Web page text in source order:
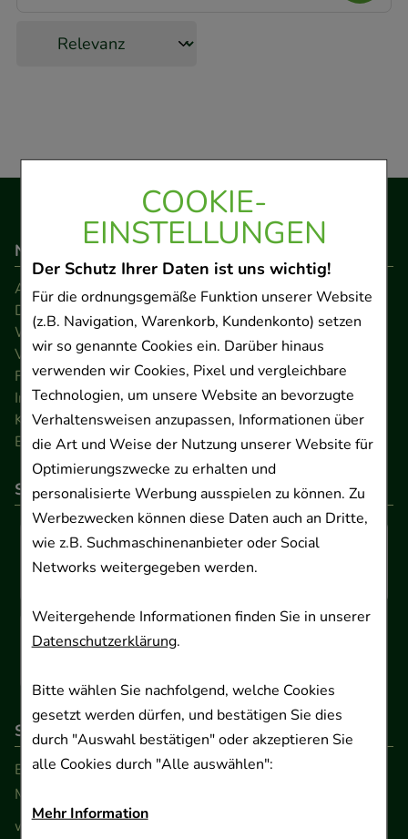
COOKIE-
EINSTELLUNGEN
Der Schutz Ihrer Daten ist uns wichtig!
Für die ordnungsgemäße Funktion unserer Website
(z.B. Navigation, Warenkorb, Kundenkonto) setzen
wir so genannte Cookies ein. Darüber hinaus
verwenden wir Cookies, Pixel und vergleichbare
Technologien, um unsere Website an bevorzugte
Verhaltensweisen anzupassen, Informationen über
die Art und Weise der Nutzung unserer Website für
Optimierungszwecke zu erhalten und
personalisierte Werbung ausspielen zu können. Zu
Werbezwecken können diese Daten auch an Dritte,
wie z.B. Suchmaschinenanbieter oder Social
Networks weitergegeben werden.
Weitergehende Informationen finden Sie in unserer
Datenschutzerklärung.
Bitte wählen Sie nachfolgend, welche Cookies
gesetzt werden dürfen, und bestätigen Sie dies
durch "Auswahl bestätigen" oder akzeptieren Sie
alle Cookies durch "Alle auswählen":
Mehr Information
Navigation
AGB
Datenschutz
Widerrufsrecht
Versandkosten
FAQ
Impressum
Kontakt
Barrierefreiheitserklärung
So können Sie bezahlen
So erreichen Sie uns
Beratung und Kundenservice:
Montag - Freitag von 9.00 bis 17.00 Uhr
www.ApoSalis.de· E-Mail: